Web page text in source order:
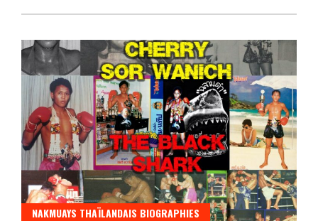
NAKMUAYS THAÏLANDAIS BIOGRAPHIES